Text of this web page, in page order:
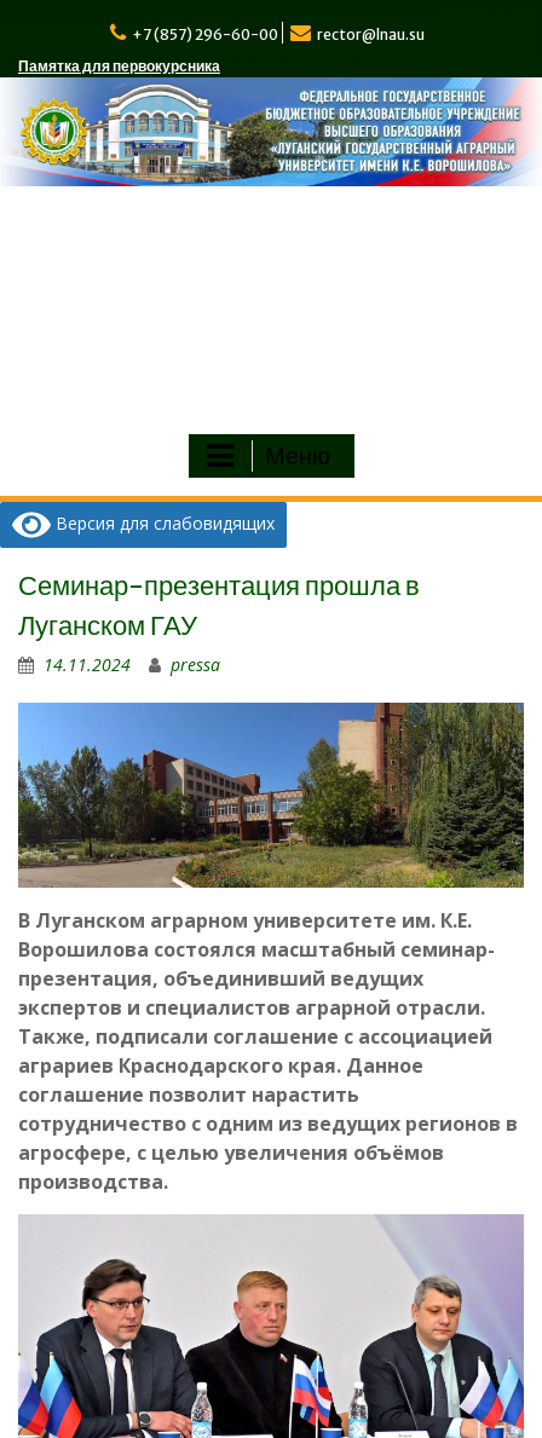
содержимому
+7 (857) 296-60-00
rector@lnau.su
Памятка для первокурсника
Меню
Версия для слабовидящих
Семинар-презентация прошла в
Луганском ГАУ
14.11.2024 pressa
В Луганском аграрном университете им. К.Е.
Ворошилова состоялся масштабный семинар-
презентация, объединивший ведущих
экспертов и специалистов аграрной отрасли.
Также, подписали соглашение с ассоциацией
аграриев Краснодарского края. Данное
соглашение позволит нарастить
сотрудничество с одним из ведущих регионов в
агросфере, с целью увеличения объёмов
производства.